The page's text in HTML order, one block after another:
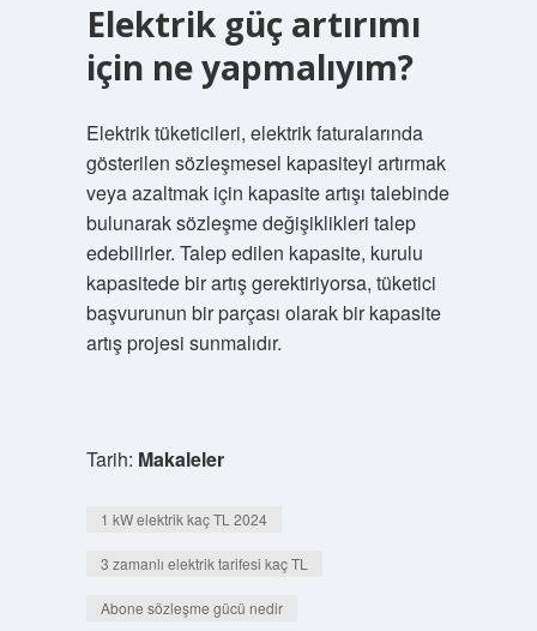
Elektrik güç artırımı
için ne yapmalıyım?
Elektrik tüketicileri, elektrik faturalarında
gösterilen sözleşmesel kapasiteyi artırmak
veya azaltmak için kapasite artışı talebinde
bulunarak sözleşme değişiklikleri talep
edebilirler. Talep edilen kapasite, kurulu
kapasitede bir artış gerektiriyorsa, tüketici
başvurunun bir parçası olarak bir kapasite
artış projesi sunmalıdır.
Tarih: Makaleler
1 kW elektrik kaç TL 2024
3 zamanlı elektrik tarifesi kaç TL
Abone sözleşme gücü nedir